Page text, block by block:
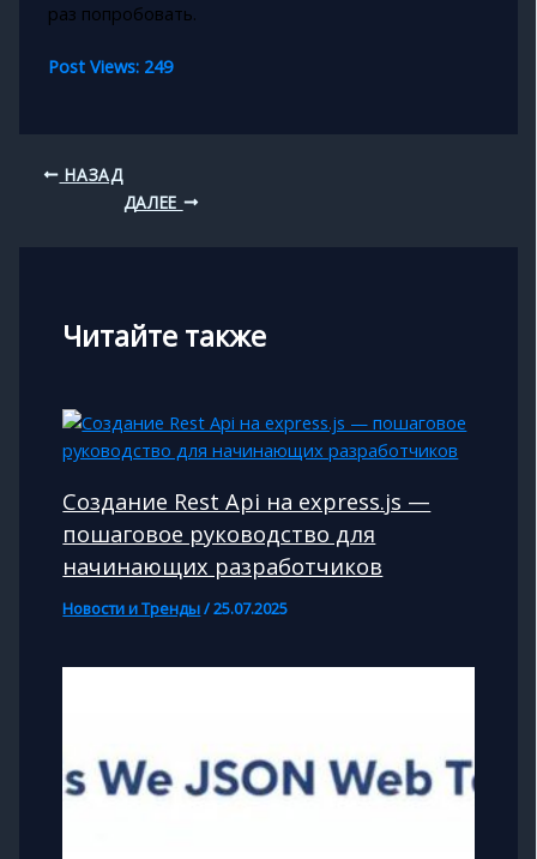
раз попробовать.
Post Views: 249
НАЗАД
ДАЛЕЕ
Читайте также
Создание Rest Api на express.js —
пошаговое руководство для
начинающих разработчиков
Новости и Тренды/25.07.2025